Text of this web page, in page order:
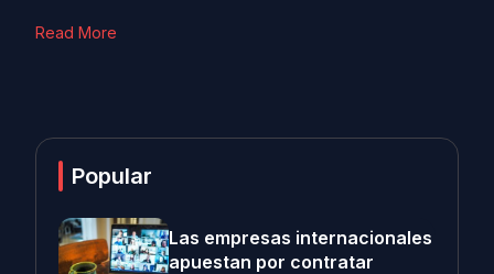
Read More
Popular
Las empresas internacionales
apuestan por contratar